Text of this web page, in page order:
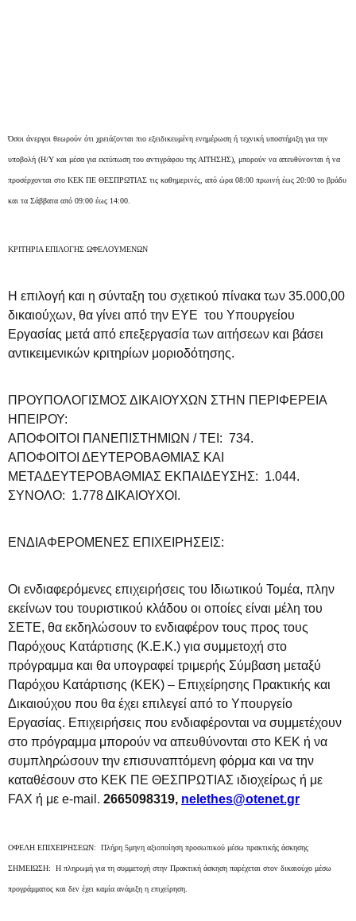
Όσοι άνεργοι θεωρούν ότι χρειάζονται πιο εξειδικευμένη ενημέρωση ή τεχνική υποστήριξη για την
υποβολή (Η/Υ και μέσα για εκτύπωση του αντιγράφου της ΑΙΤΗΣΗΣ), μπορούν να απευθύνονται ή να
προσέρχονται στο ΚΕΚ ΠΕ ΘΕΣΠΡΩΤΙΑΣ τις καθημερινές, από ώρα 08:00 πρωινή έως 20:00 το βράδυ
και τα Σάββατα από 09:00 έως 14:00.
ΚΡΙΤΗΡΙΑ ΕΠΙΛΟΓΗΣ ΩΦΕΛΟΥΜΕΝΩΝ
Η επιλογή και η σύνταξη του σχετικού πίνακα των 35.000,00
δικαιούχων, θα γίνει από την ΕΥΕ του Υπουργείου
Εργασίας μετά από επεξεργασία των αιτήσεων και βάσει
αντικειμενικών κριτηρίων μοριοδότησης.
ΠΡΟΥΠΟΛΟΓΙΣΜΟΣ ΔΙΚΑΙΟΥΧΩΝ ΣΤΗΝ ΠΕΡΙΦΕΡΕΙΑ
ΗΠΕΙΡΟΥ:
ΑΠΟΦΟΙΤΟΙ ΠΑΝΕΠΙΣΤΗΜΙΩΝ / ΤΕΙ: 734.
ΑΠΟΦΟΙΤΟΙ ΔΕΥΤΕΡΟΒΑΘΜΙΑΣ ΚΑΙ
ΜΕΤΑΔΕΥΤΕΡΟΒΑΘΜΙΑΣ ΕΚΠΑΙΔΕΥΣΗΣ: 1.044.
ΣΥΝΟΛΟ: 1.778 ΔΙΚΑΙΟΥΧΟΙ.
ΕΝΔΙΑΦΕΡΟΜΕΝΕΣ ΕΠΙΧΕΙΡΗΣΕΙΣ:
Οι ενδιαφερόμενες επιχειρήσεις του Ιδιωτικού Τομέα, πλην
εκείνων του τουριστικού κλάδου οι οποίες είναι μέλη του
ΣΕΤΕ, θα εκδηλώσουν το ενδιαφέρον τους προς τους
Παρόχους Κατάρτισης (Κ.Ε.Κ.) για συμμετοχή στο
πρόγραμμα και θα υπογραφεί τριμερής Σύμβαση μεταξύ
Παρόχου Κατάρτισης (ΚΕΚ) – Επιχείρησης Πρακτικής και
Δικαιούχου που θα έχει επιλεγεί από το Υπουργείο
Εργασίας. Επιχειρήσεις που ενδιαφέρονται να συμμετέχουν
στο πρόγραμμα μπορούν να απευθύνονται στο ΚΕΚ ή να
συμπληρώσουν την επισυναπτόμενη φόρμα και να την
καταθέσουν στο ΚΕΚ ΠΕ ΘΕΣΠΡΩΤΙΑΣ ιδιοχείρως ή με
FAX ή με e-mail. 2665098319, nelethes@otenet.gr
ΟΦΕΛΗ ΕΠΙΧΕΙΡΗΣΕΩΝ: Πλήρη 5μηνη αξιοποίηση προσωπικού μέσω πρακτικής άσκησης
ΣΗΜΕΙΩΣΗ: Η πληρωμή για τη συμμετοχή στην Πρακτική άσκηση παρέχεται στον δικαιούχο μέσω
προγράμματος και δεν έχει καμία ανάμιξη η επιχείρηση.